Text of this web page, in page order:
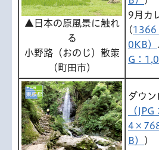
▲日本の原風景に触れ
る
小野路（おのじ）散策
（町田市）
9月カ
(
0KB）
G：
ダウ
（
4×768
B）
)